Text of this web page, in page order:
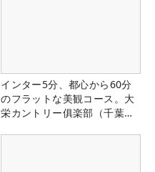
インター5分、都心から60分
のフラットな美観コース。大
栄カントリー俱楽部（千葉